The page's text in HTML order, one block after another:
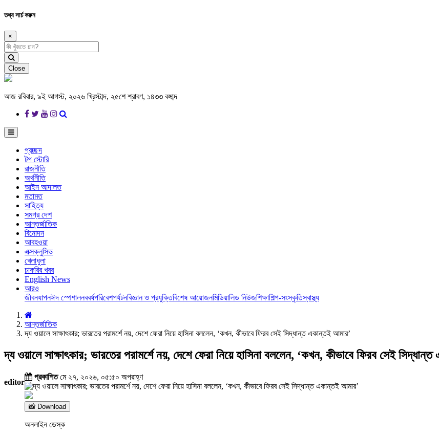
তথ্য সার্চ করুন
×
Close
আজ রবিবার, ৯ই আগস্ট, ২০২৬ খ্রিস্টাব্দ, ২৫শে শ্রাবণ, ১৪৩৩ বঙ্গাব্দ
প্রচ্ছদ
টপ স্টোরি
রাজনীতি
অর্থনীতি
আইন আদালত
মতামত
সাহিত্য
সমগ্র দেশ
আন্তর্জাতিক
বিনোদন
আবহওয়া
এক্সক্লুসিভ
খেলাধুলা
চাকরির খবর
English News
আরও
জীবনযাপনঈদ স্পেশালনববর্ষপরিবেশপর্যটনবিজ্ঞান ও প্রযুক্তিবিশেষ আয়োজনমিডিয়ালিড নিউজশিক্ষাশিল্প-সংস্কৃতিস্বাস্থ্য
আন্তর্জাতিক
দ্য ওয়ালে সাক্ষাৎকার; ভারতের পরামর্শে নয়, দেশে ফেরা নিয়ে হাসিনা বললেন, ‘কখন, কীভাবে ফিরব সেই সিদ্ধান্ত একান্তই আমার’
দ্য ওয়ালে সাক্ষাৎকার; ভারতের পরামর্শে নয়, দেশে ফেরা নিয়ে হাসিনা বললেন, ‘কখন, কীভাবে ফিরব সেই
editor
প্রকাশিতমে ২৭, ২০২৬, ০৫:৫০ অপরাহ্ণ
📸 Download
অনলাইন ডেস্ক